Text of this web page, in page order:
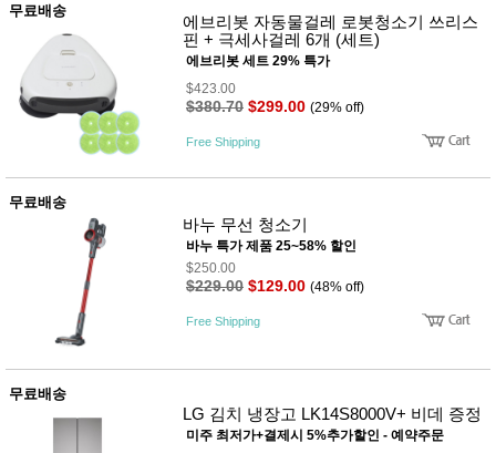
즉석가
공식품
쌀/잡곡/
면류
양념/소
스/가루
농산품
유 놀이방
유아 이
유식
아기띠/
외출용
무료배송
에브리봇 자동물걸레 로봇청소기 쓰리스
핀 + 극세사걸레 6개 (세트)
에브리봇 세트 29% 특가
$423.00
$380.70 $299.00 (29% off)
Free Shipping
무료배송
바누 무선 청소기
바누 특가 제품 25~58% 할인
$250.00
$229.00 $129.00 (48% off)
Free Shipping
무료배송
LG 김치 냉장고 LK14S8000V+ 비데 증정
미주 최저가+결제시 5%추가할인 - 예약주문